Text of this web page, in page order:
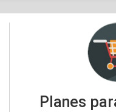
Planes